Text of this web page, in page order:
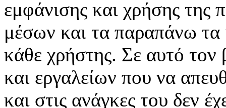
εμφάνισης και χρήσης της
μέσων και τα παραπάνω τα
κάθε χρήστης. Σε αυτό
και εργαλείων που να
και στις ανάγκες του δεν